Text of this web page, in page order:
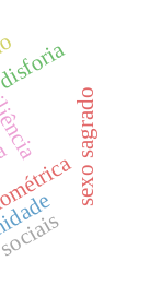
sexo sagrado